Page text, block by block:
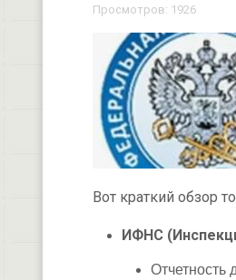
Просмотров: 1926
Вот краткий обзор
ИФНС